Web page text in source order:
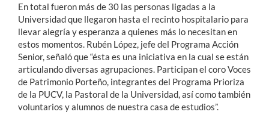
En total fueron más de 30 las personas ligadas a la
Universidad que llegaron hasta el recinto hospitalario para
llevar alegría y esperanza a quienes más lo necesitan en
estos momentos. Rubén López, jefe del Programa Acción
Senior, señaló que “ésta es una iniciativa en la cual se están
articulando diversas agrupaciones. Participan el coro Voces
de Patrimonio Porteño, integrantes del Programa Prioriza
de la PUCV, la Pastoral de la Universidad, así como también
voluntarios y alumnos de nuestra casa de estudios”.